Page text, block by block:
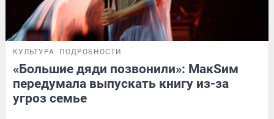
КУЛЬТУРА ПОДРОБНОСТИ
«Большие дяди позвонили»: МакSим
передумала выпускать книгу из-за
угроз семье